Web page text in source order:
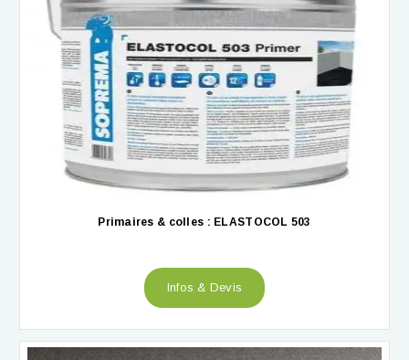
Primaires & colles : ELASTOCOL 503
Infos & Devis